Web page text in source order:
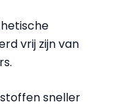
vrij zijn van
sneller